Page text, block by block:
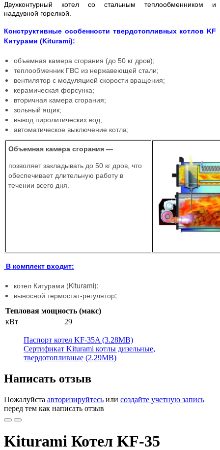
Двухконтурный котел со стальным теплообменником и
наддувной горелкой.
Конструктивные особенности твердотопливных котлов KF
Китурами (Kiturami):
объемная камера сгорания (до 50 кг дров);
теплообменник ГВС из нержавеющей стали;
вентилятор с модуляцией скорости вращения;
керамическая форсунка;
вторичная камера сгорания;
зольный ящик;
вывод пиролитических вод;
автоматическое выключение котла;
Объемная камера сгорания —
позволяет закладывать до 50 кг дров, что
обеспечивает длительную работу в
течении всего дня.
В комплект входит:
котел Китурами (Kiturami);
выносной термостат-регулятор;
Тепловая мощность (макс)
кВт
29
Паспорт котел KF-35A (3.28MB)
Сертификат Kiturami котлы дизельные,
твердотопливные (2.29MB)
Написать отзыв
Пожалуйста авторизируйтесь или создайте учетную запись
перед тем как написать отзыв
Kiturami Котел KF-35